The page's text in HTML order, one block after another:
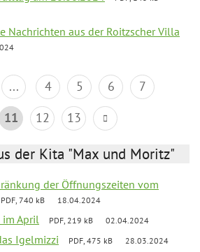
Nachrichten aus der Roitzscher Villa
... 4 5 6
7
11 12 13
der Kita "Max und Moritz"
der Öffnungszeiten vom
PDF, 740 kB 18.04.2024
im April PDF, 219 kB 02.04.2024
Igelmizzi PDF, 475 kB 28.03.2024